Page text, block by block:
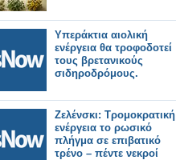
Υπεράκτια αιολική
ενέργεια θα τροφοδοτεί
τους βρετανικούς
σιδηροδρόμους.
Ζελένσκι: Τρομοκρατική
ενέργεια το ρωσικό
πλήγμα σε επιβατικό
τρένο – πέντε νεκροί